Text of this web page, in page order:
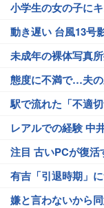
小学生の女の子に
動き遅い 台風13号
未成年の裸体写真
態度に不満で…夫
駅で流れた「不適
レアルでの経験 中
注目 古いPCが復活
有吉「引退時期」
嫌と言わないから